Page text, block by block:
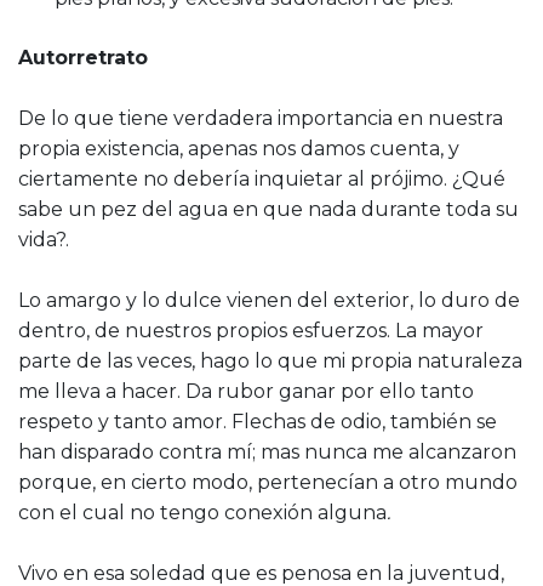
Autorretrato
De lo que tiene verdadera importancia en nuestra
propia existencia, apenas nos damos cuenta, y
ciertamente no debería inquietar al prójimo. ¿Qué
sabe un pez del agua en que nada durante toda su
vida?.
Lo amargo y lo dulce vienen del exterior, lo duro de
dentro, de nuestros propios esfuerzos. La mayor
parte de las veces, hago lo que mi propia naturaleza
me lleva a hacer. Da rubor ganar por ello tanto
respeto y tanto amor. Flechas de odio, también se
han disparado contra mí; mas nunca me alcanzaron
porque, en cierto modo, pertenecían a otro mundo
con el cual no tengo conexión alguna.
Vivo en esa soledad que es penosa en la juventud,